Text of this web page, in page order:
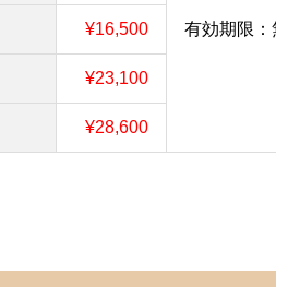
有効期限：無
¥16,500
¥23,100
¥28,600